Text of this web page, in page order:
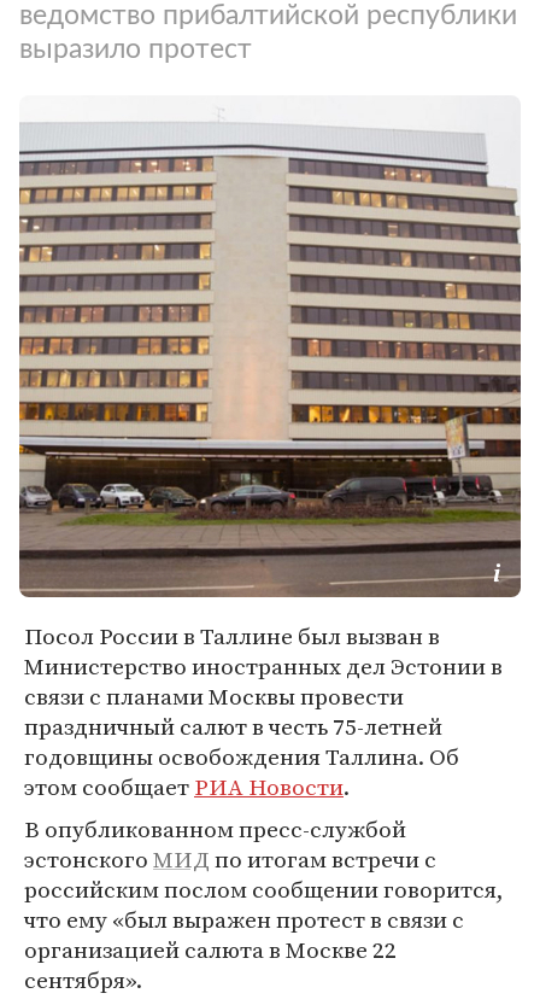
ведомство прибалтийской республики
выразило протест
Посол России в Таллине был вызван в
Министерство иностранных дел Эстонии в
связи с планами Москвы провести
праздничный салют в честь 75-летней
годовщины освобождения Таллина. Об
этом сообщаетРИА Новости.
В опубликованном пресс-службой
эстонскогоМИДпо итогам встречи с
российским послом сообщении говорится,
что ему «был выражен протест в связи с
организацией салюта в Москве 22
сентября».